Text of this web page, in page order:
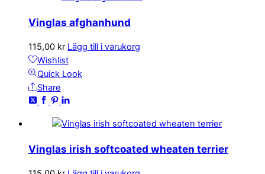
Vinglas afghanhund
115,00 kr Lägg till i varukorg
Wishlist
Quick Look
Share
Vinglas irish softcoated wheaten terrier